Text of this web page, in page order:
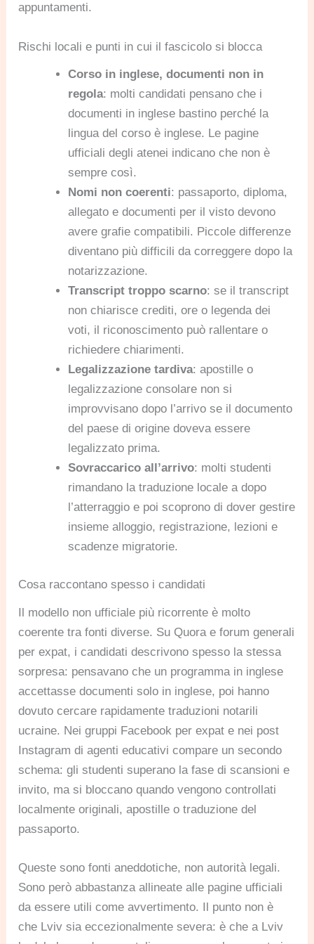
appuntamenti.
Rischi locali e punti in cui il fascicolo si blocca
Corso in inglese, documenti non in
regola: molti candidati pensano che i
documenti in inglese bastino perché la
lingua del corso è inglese. Le pagine
ufficiali degli atenei indicano che non è
sempre così.
Nomi non coerenti: passaporto, diploma,
allegato e documenti per il visto devono
avere grafie compatibili. Piccole differenze
diventano più difficili da correggere dopo la
notarizzazione.
Transcript troppo scarno: se il transcript
non chiarisce crediti, ore o legenda dei
voti, il riconoscimento può rallentare o
richiedere chiarimenti.
Legalizzazione tardiva: apostille o
legalizzazione consolare non si
improvvisano dopo l’arrivo se il documento
del paese di origine doveva essere
legalizzato prima.
Sovraccarico all’arrivo: molti studenti
rimandano la traduzione locale a dopo
l’atterraggio e poi scoprono di dover gestire
insieme alloggio, registrazione, lezioni e
scadenze migratorie.
Cosa raccontano spesso i candidati
Il modello non ufficiale più ricorrente è molto
coerente tra fonti diverse. Su Quora e forum generali
per expat, i candidati descrivono spesso la stessa
sorpresa: pensavano che un programma in inglese
accettasse documenti solo in inglese, poi hanno
dovuto cercare rapidamente traduzioni notarili
ucraine. Nei gruppi Facebook per expat e nei post
Instagram di agenti educativi compare un secondo
schema: gli studenti superano la fase di scansioni e
invito, ma si bloccano quando vengono controllati
localmente originali, apostille o traduzione del
passaporto.
Queste sono fonti aneddotiche, non autorità legali.
Sono però abbastanza allineate alle pagine ufficiali
da essere utili come avvertimento. Il punto non è
che Lviv sia eccezionalmente severa: è che a Lviv